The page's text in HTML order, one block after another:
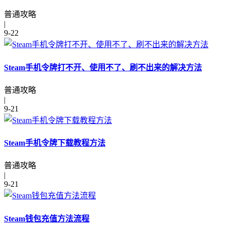
普通攻略
|
9-22
Steam手机令牌打不开、使用不了、刷不出来的解决方法
普通攻略
|
9-21
Steam手机令牌下载教程方法
普通攻略
|
9-21
Steam钱包充值方法流程